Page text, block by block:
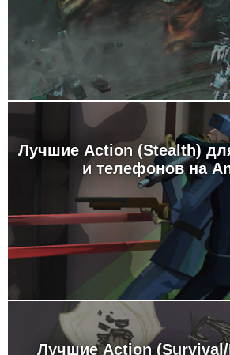
Лучшие Action (Stealth)
и телефонов на
Лучшие Action